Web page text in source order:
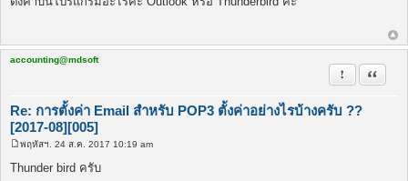
ส
accounting@mdsoft
Re: การตั้งค่า Email สำหรับ POP3 ตั้งค่าอย่างไรบ้างครับ ??
[2017-08][005]
รายงานในข้
อ้างคำ
ส
พฤหัสฯ. 24 ส.ค. 2017 10:19 am
Thunder bird ครับ